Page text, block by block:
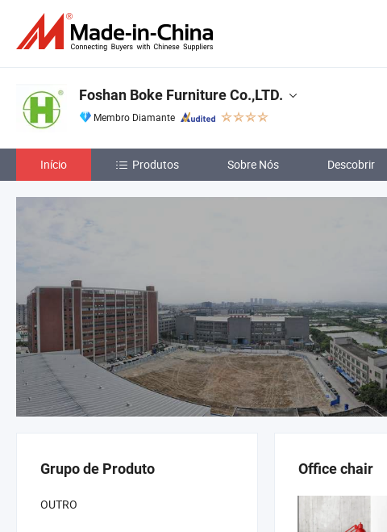
Foshan Boke Furniture Co.,LTD.
Membro Diamante
Início Produtos Sobre Nós Descobrir
Office chair
Grupo de Produto
OUTRO